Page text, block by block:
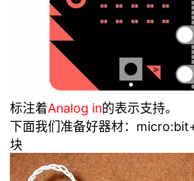
标注着Analog in的表示支持。
下面我们准备好器材：
块